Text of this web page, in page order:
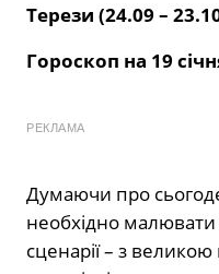
Терези (24.09 –
Гороскоп на 19
РЕКЛАМА
Думаючи про
необхідно
сценарії – з